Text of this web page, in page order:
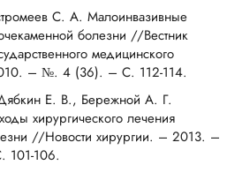
С. А. Малоинвазивные
болезни //Вестник
медицинского
– №. 4 (36). – С. 112-114.
Е. В., Бережной А. Г.
хирургического лечения
//Новости хирургии. – 2013. –
106.